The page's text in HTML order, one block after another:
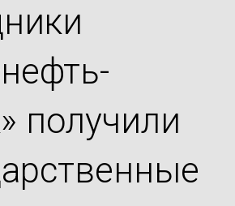
получили